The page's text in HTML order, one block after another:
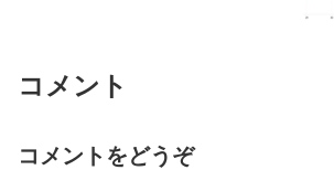
コメント
コメントをどうぞ